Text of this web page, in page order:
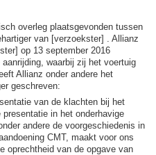
overleg plaatsgevonden tussen
van [verzoekster] . Allianz
op 13 september 2016
waarbij zij het voertuig
Allianz onder andere het
geschreven:
van de klachten bij het
in het onderhavige
andere de voorgeschiedenis in
CMT, maakt voor ons
oprechtheid van de opgave van